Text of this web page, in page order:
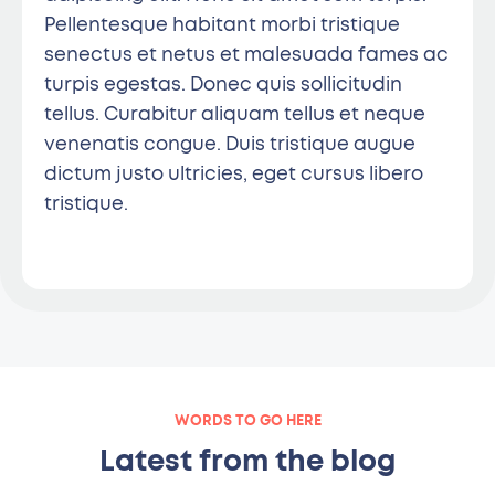
Pellentesque habitant morbi tristique
senectus et netus et malesuada fames ac
turpis egestas. Donec quis sollicitudin
tellus. Curabitur aliquam tellus et neque
venenatis congue. Duis tristique augue
dictum justo ultricies, eget cursus libero
tristique.
WORDS TO GO HERE
Latest from the blog